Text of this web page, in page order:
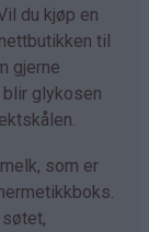
du kjøp en
til
gjerne
glykosen
som er